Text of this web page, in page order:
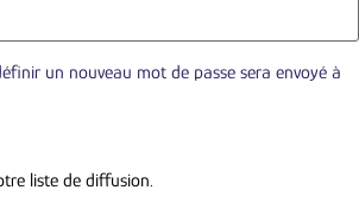
un nouveau mot de passe sera envoyé à
liste de diffusion.